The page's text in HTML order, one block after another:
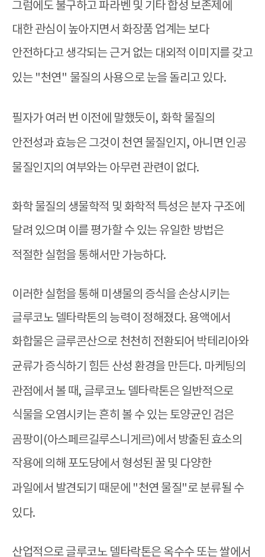
그럼에도 불구하고 파라벤 및 기타 합성 보존제에
대한 관심이 높아지면서 화장품 업계는 보다
안전하다고 생각되는 근거 없는 대외적 이미지를 갖고
있는 "천연" 물질의 사용으로 눈을 돌리고 있다.
필자가 여러 번 이전에 말했듯이 , 화학 물질의
안전성과 효능은 그것이 천연 물질인지 , 아니면 인공
물질인지의 여부와는 아무런 관련이 없다.
화학 물질의 생물학적 및 화학적 특성은 분자 구조에
달려 있으며 이를 평가할 수 있는 유일한 방법은
적절한 실험을 통해서만 가능하다.
이러한 실험을 통해 미생물의 증식을 손상시키는
글루코노 델타락톤의 능력이 정해졌다. 용액에서
화합물은 글루콘산으로 천천히 전환되어 박테리아와
균류가 증식하기 힘든 산성 환경을 만든다. 마케팅의
관점에서 볼 때, 글루코노 델타락톤은 일반적으로
식물을 오염시키 는 흔히 볼 수 있는 토양균인 검은
곰팡이 (아스페르길루스니게르)에서 방출된 효소의
작용에 의해 포도당에서 형성된 꿀 및 다양한
과일에서 발견되기 때문에 "천연 물질"로 분류될 수
있다.
산업적으로 글루코노 델타락톤은 옥수수 또는 쌀에서